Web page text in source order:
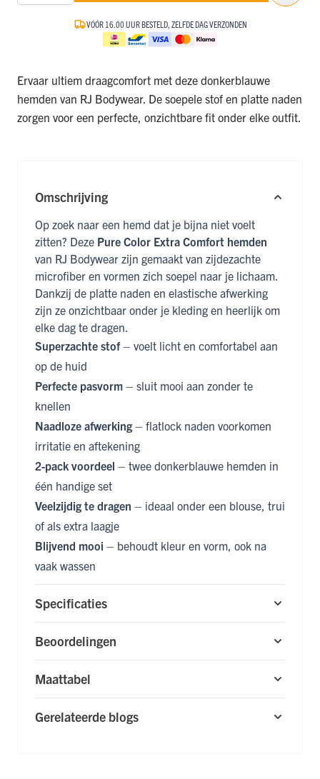
VÓÓR 16.00 UUR BESTELD, ZELFDE DAG VERZONDEN
Ervaar ultiem draagcomfort met deze donkerblauwe
hemden van RJ Bodywear. De soepele stof en platte naden
zorgen voor een perfecte, onzichtbare fit onder elke outfit.
Omschrijving
Op zoek naar een hemd dat je bijna niet voelt
zitten? Deze Pure Color Extra Comfort hemden
van RJ Bodywear zijn gemaakt van zijdezachte
microfiber en vormen zich soepel naar je lichaam.
Dankzij de platte naden en elastische afwerking
zijn ze onzichtbaar onder je kleding en heerlijk om
elke dag te dragen.
Superzachte stof– voelt licht en comfortabel aan
op de huid
Perfecte pasvorm – sluit mooi aan zonder te
knellen
Naadloze afwerking – flatlock naden voorkomen
irritatie en aftekening
2-pack voordeel – twee donkerblauwe hemden in
één handige set
Veelzijdig te dragen – ideaal onder een blouse, trui
of als extra laagje
Blijvend mooi – behoudt kleur en vorm, ook na
vaak wassen
Specificaties
Beoordelingen
Maattabel
Gerelateerde blogs